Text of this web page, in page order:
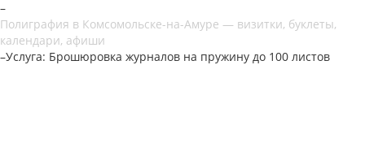
–
Полиграфия в Комсомольске-на-Амуре — визитки, буклеты,
календари, афиши
–Услуга: Брошюровка журналов на пружину до 100 листов